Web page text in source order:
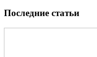
Последние статьи